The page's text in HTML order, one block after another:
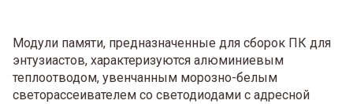
Модули памяти, предназначенные для сборок ПК для
энтузиастов, характеризуются алюминиевым
теплоотводом, увенчанным морозно-белым
светорассеивателем со светодиодами с адресной